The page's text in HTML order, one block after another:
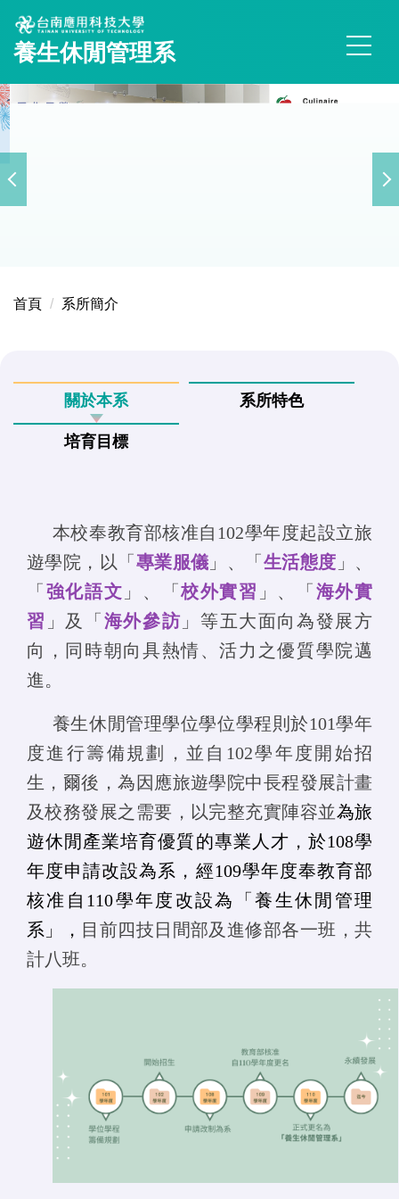
跳
到
主
內
容
養生休閒管理系
首頁 系所簡介
關於本系 系所特色
培育目標
本校奉教育部核准自102學年度起設立旅
遊學院，以「 專業服儀 」、「 生活態度 」、
「 強化語文 」、 「校外實習 」 、 「 海外實
習 」及 「 海外參訪 」 等五大面向為發展方
向，同時朝向具熱情、活力之優質學院邁
進。
養生休閒管理學位學位學程則於101學年
度進行籌備規劃，並自102學年度開始招
生，爾後，為因應旅遊學院中長程發展計畫
及校務發展之需要，以完整充實陣容並為旅
遊休閒產業培育優質的專業人才，於108學
年度申請改設為系，經109學年度奉教育部
核准自110學年度改設為「養生休閒管理
系」， 目前四技日間部及進修部各一班，共
計八班。